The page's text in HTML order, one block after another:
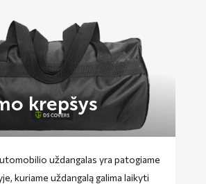
krepšys
uždangalas yra patogiame
kuriame uždangalą galima laikyti